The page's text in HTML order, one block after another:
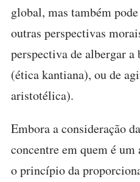
global, mas também
outras perspectivas
perspectiva de albergar a
(ética kantiana), ou de
aristotélica).
Embora a consideração
concentre em quem é
o princípio da